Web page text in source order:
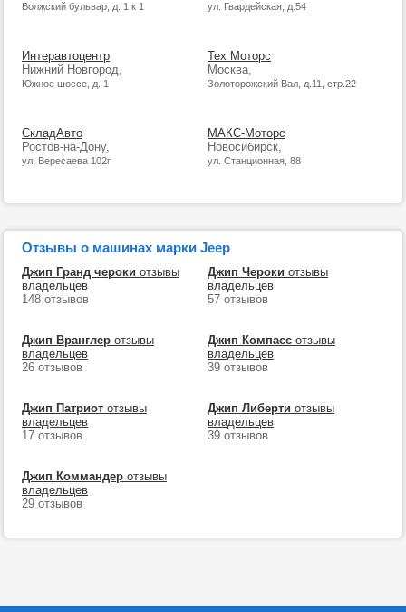
Волжский бульвар, д. 1 к 1 ул. Гвардейская, д.54
Интеравтоцентр
Нижний Новгород,
Южное шоссе, д. 1
Тех Моторс
Москва,
Золоторожский Вал, д.11, стр.22
СкладАвто
Ростов-на-Дону,
ул. Вересаева 102г
МАКС-Моторс
Новосибирск,
ул. Станционная, 88
Отзывы о машинах марки Jeep
Джип Гранд чероки отзывы
владельцев
148 отзывов
Джип Чероки отзывы
владельцев
57 отзывов
Джип Вранглер отзывы
владельцев
26 отзывов
Джип Компассотзывы
владельцев
39 отзывов
Джип Патриот отзывы
владельцев
17 отзывов
Джип Либерти отзывы
владельцев
39 отзывов
Джип Коммандер отзывы
владельцев
29 отзывов